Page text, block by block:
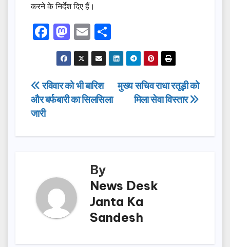
करने के निर्देश दिए हैं।
F
a
c
e
b
M
a
st
o
d
E
m
ail
h
ar
e
Post
navigation
मुख्य सचिव राधा रतूड़ी को
मिला सेवा विस्तार
रविवार को भी बारिश
और बर्फबारी का सिलसिला
जारी
By
News Desk
Janta Ka
Sandesh